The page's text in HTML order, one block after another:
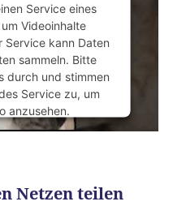
Consent
&eRecht24
Service eines
Videoinhalte
Service kann Daten
sammeln. Bitte
durch und stimmen
Service zu, um
anzusehen.
Netzen teilen